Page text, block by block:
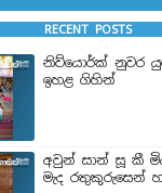
RECENT POSTS
නිව්යොර්ක් නුවර
ඉහළ ගිහින්
අවුන් සාන් සූ කී
මැද රතුකුරුසෙන්